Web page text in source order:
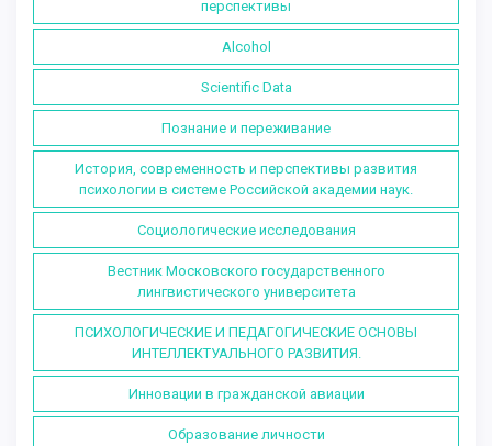
перспективы
Alcohol
Scientific Data
Познание и переживание
История, современность и перспективы развития
психологии в системе Российской академии наук.
Социологические исследования
Вестник Московского государственного
лингвистического университета
ПСИХОЛОГИЧЕСКИЕ И ПЕДАГОГИЧЕСКИЕ ОСНОВЫ
ИНТЕЛЛЕКТУАЛЬНОГО РАЗВИТИЯ.
Инновации в гражданской авиации
Образование личности